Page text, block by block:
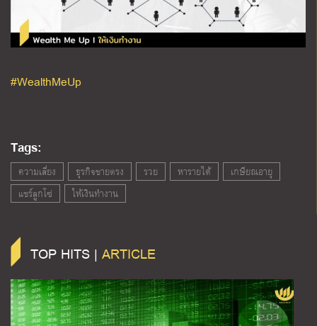
#WealthMeUp
Tags:
ความเสี่ยง ธุรกิจขายตรง รวย หารายได้
เกษียณอายุ
แชร์ลูกโซ่
ให้เงินทำงาน
TOP HITS | ARTICLE